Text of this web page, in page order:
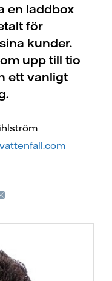
en laddbox
för
kunder.
upp till tio
ett vanligt